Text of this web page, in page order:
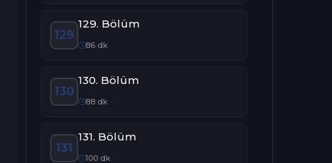
129
129. Bölüm
86 dk
130
130. Bölüm
88 dk
131
131. Bölüm
100 dk